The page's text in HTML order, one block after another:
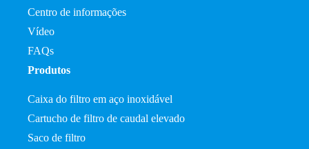
Centro de informações
Vídeo
FAQs
Produtos
Caixa do filtro em aço inoxidável
Cartucho de filtro de caudal elevado
Saco de filtro